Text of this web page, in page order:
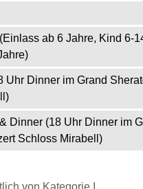
ab 6 Jahre, Kind 6-
Uhr Dinner im Grand
Dinner (18 Uhr Dinner im
Schloss Mirabell)